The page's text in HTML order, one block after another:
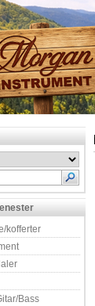
kofferter
Bass